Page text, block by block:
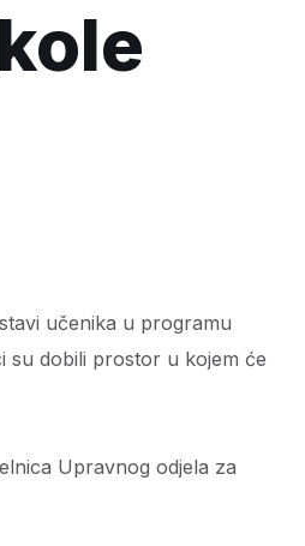
učenika u programu
su dobili prostor u kojem će
Upravnog odjela za